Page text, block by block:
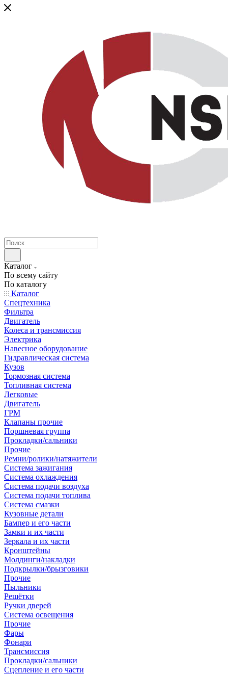
Каталог
По всему сайту
По каталогу
Каталог
Спецтехника
Фильтра
Двигатель
Колеса и трансмиссия
Электрика
Навесное оборудование
Гидравлическая система
Кузов
Тормозная система
Топливная система
Легковые
Двигатель
ГРМ
Клапаны прочие
Поршневая группа
Прокладки/сальники
Прочие
Ремни/ролики/натяжители
Система зажигания
Система охлаждения
Система подачи воздуха
Система подачи топлива
Система смазки
Кузовные детали
Бампер и его части
Замки и их части
Зеркала и их части
Кронштейны
Молдинги/накладки
Подкрылки/брызговики
Прочие
Пыльники
Решётки
Ручки дверей
Система освещения
Прочие
Фары
Фонари
Трансмиссия
Прокладки/сальники
Сцепление и его части